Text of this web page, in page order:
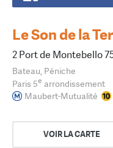
Le Son de la
2 Port de Montebello
Bateau, Péniche
Paris 5e arrondissement
Maubert-Mutualité
VOIR LA CARTE